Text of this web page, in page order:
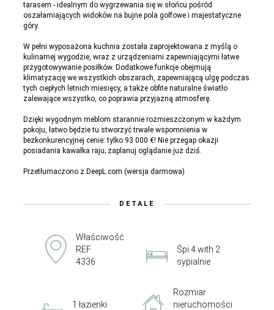
tarasem - idealnym do wygrzewania się w słońcu pośród
oszałamiających widoków na bujne pola golfowe i majestatyczne
góry.
W pełni wyposażona kuchnia została zaprojektowana z myślą o
kulinarnej wygodzie, wraz z urządzeniami zapewniającymi łatwe
przygotowywanie posiłków. Dodatkowe funkcje obejmują
klimatyzację we wszystkich obszarach, zapewniającą ulgę podczas
tych ciepłych letnich miesięcy, a także obfite naturalne światło
zalewające wszystko, co poprawia przyjazną atmosferę.
Dzięki wygodnym meblom starannie rozmieszczonym w każdym
pokoju, łatwo będzie tu stworzyć trwałe wspomnienia w
bezkonkurencyjnej cenie: tylko 93 000 €! Nie przegap okazji
posiadania kawałka raju; zaplanuj oglądanie już dziś.
Przetłumaczono z DeepL.com (wersja darmowa)
DETALE
Właściwość
REF
4336
Śpi 4 with 2
sypialnie
1 łazienki
Rozmiar
nieruchomości